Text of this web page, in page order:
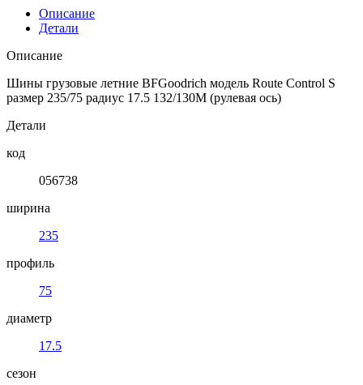
Описание
Детали
Описание
Шины грузовые летние BFGoodrich модель Route Control S
размер 235/75 радиус 17.5 132/130M (рулевая ось)
Детали
код
056738
ширина
235
профиль
75
диаметр
17.5
сезон